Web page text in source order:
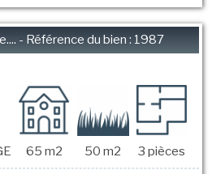
- Référence du bien : 1987
65 m2 50 m2 3 pièces